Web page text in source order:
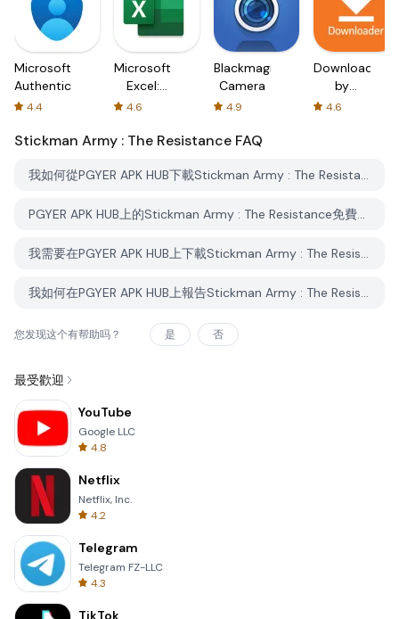
Microsoft
Authenticator
4.4
Microsoft
Excel:
Spreadsheets
4.6
Blackmagic
Camera
4.9
Downloader
by
AFTVnews
4.6
Stickman Army : The Resistance FAQ
我如何從PGYER APK HUB下載Stickman Army : The Resistance？
PGYER APK HUB上的Stickman Army : The Resistance免費下載嗎？
我需要在PGYER APK HUB上下載Stickman Army : The Resistance時需要帳戶嗎？
我如何在PGYER APK HUB上報告Stickman Army : The Resistance的問題？
您发现这个有帮助吗？ 是 否
最受歡迎
YouTube
Google LLC
4.8
Netflix
Netflix, Inc.
4.2
Telegram
Telegram FZ-LLC
4.3
TikTok